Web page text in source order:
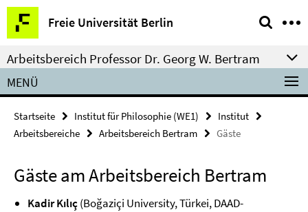
Springe
direkt
zu
Inhalt
Freie Universität Berlin
Service-
Navigation
Arbeitsbereich Professor Dr. Georg W. Bertram
MENÜ
Startseite Institut für Philosophie (WE1)
Institut
Arbeitsbereiche
Arbeitsbereich Bertram Gäste
Gäste am Arbeitsbereich Bertram
Kadir Kılıç(Boğaziçi University, Türkei, DAAD-